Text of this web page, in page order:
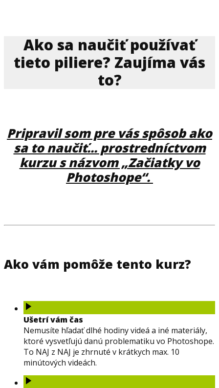
Ako sa naučiť používať
tieto piliere? Zaujíma vás
to?
Pripravil som pre vás spôsob ako
sa to naučiť... prostredníctvom
kurzu s názvom „Začiatky vo
Photoshope“.
Ako vám pomôže tento kurz?
Ušetrí vám čas
Nemusíte hľadať dlhé hodiny videá a iné materiály,
ktoré vysvetľujú danú problematiku vo Photoshope.
To NAJ z NAJ je zhrnuté v krátkych max. 10
minútových videách.